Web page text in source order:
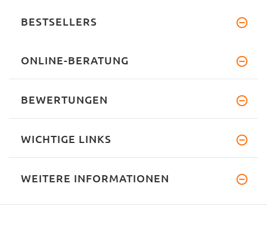
BESTSELLERS
ONLINE-BERATUNG
BEWERTUNGEN
WICHTIGE LINKS
WEITERE INFORMATIONEN